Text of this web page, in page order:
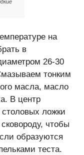
на
в
26-30
тонким
масла, масло
В центр
столовых ложки
чтобы
образуются
теста.